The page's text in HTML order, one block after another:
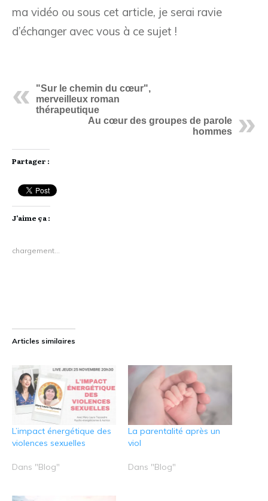
ma vidéo ou sous cet article, je serai ravie
d’échanger avec vous à ce sujet !
"Sur le chemin du cœur",
merveilleux roman
thérapeutique
Au cœur des groupes de parole
hommes
Partager :
J’aime ça :
chargement…
Articles similaires
L’impact énergétique des
violences sexuelles
Dans "Blog"
La parentalité après un
viol
Dans "Blog"